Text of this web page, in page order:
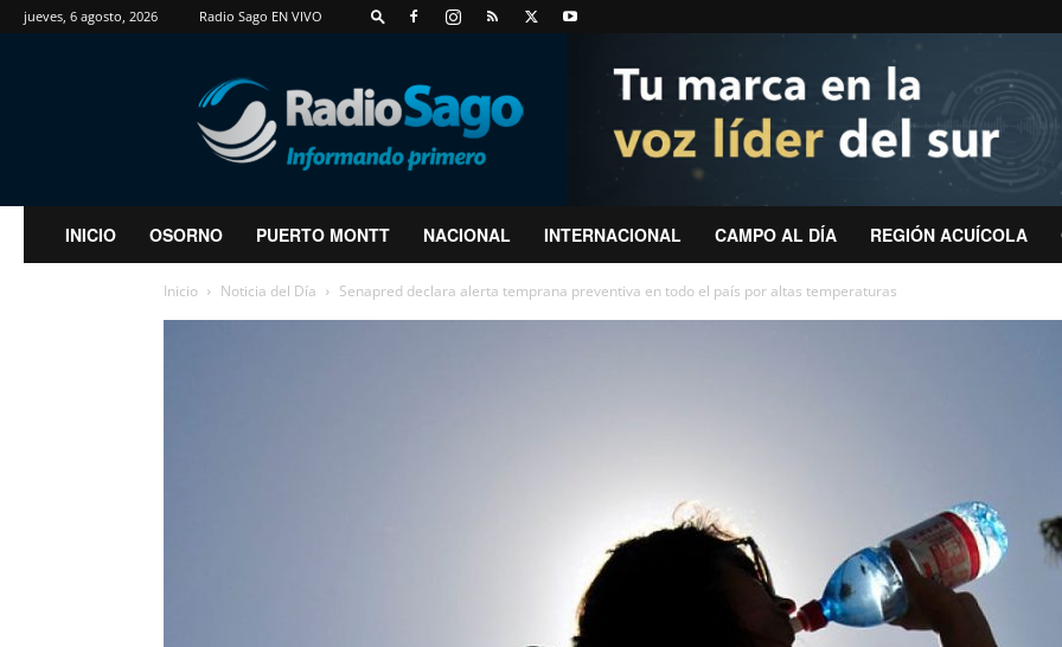
jueves, 6 agosto, 2026 Radio Sago EN VIVO
RadioSago
INICIO OSORNO PUERTO MONTT NACIONAL INTERNACIONAL CAMPO AL DÍA REGIÓN ACUÍCOLA
Inicio Noticia del Día Senapred declara alerta temprana preventiva en todo el país por altas temperaturas